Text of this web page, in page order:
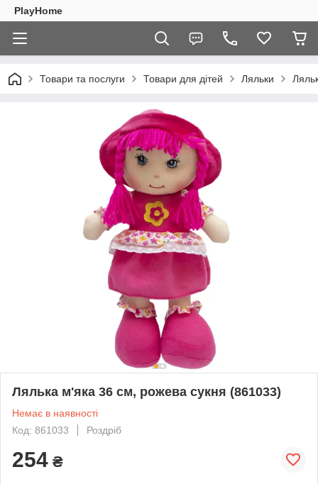
PlayHome
Товари та послуги Товари для дітей Ляльки
Лялька м'яка 36 см, рожева сукня (861033)
Немає в наявності
Код: 861033
Роздріб
254 ₴